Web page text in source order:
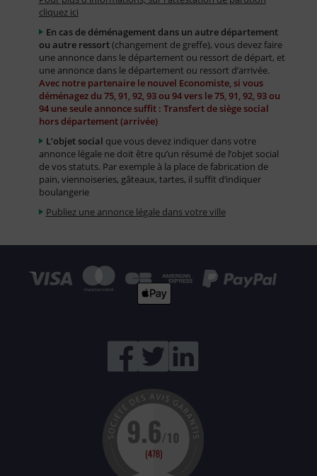
cliquez ici
En cas de déménagement dans un autre département
ou autre ressort(changement de greffe), vous devez faire
une annonce dans le département ou ressort de départ, et
une annonce dans le département ou ressort d’arrivée.
Avec notre partenaire le nouvel Economiste, si vous
déménagez du 75, 91, 92, 93 ou 94 vers le 75, 91, 92, 93 ou
94 une seule annonce suffit : Transfert de siège social
hors département (arrivée)
L’objet social que vous devez indiquer dans votre
annonce légale ne doit être qu’un résumé de l’objet social
de vos statuts. Par exemple à la place de fabrication de
pain, viennoiseries, gâteaux, tartes, il suffit d’indiquer
boulangerie
Publiez une annonce légale dans votre ville